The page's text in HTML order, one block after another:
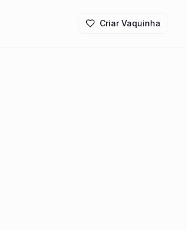
Criar Vaquinha